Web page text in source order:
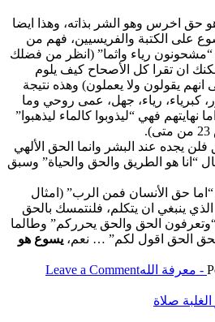
حق اخرس وهو الشر بذاته، وهذا ايضا
على الكتبة والفريسيين، فهم من
“مشحونون رياء واثما” (انظر من فضلك
متى اص 23 ع 28 – يمكنك ان تقرا كل الأصحاح كيف يلوم
انهم يقولون ولا يعملون) وهذه نتيجة
رياء، جهل، عمى روحي وما
فهي “ليذوبوا كالماء ليذهبوا”
يجده عند البشر وانما الحق الألهي
“انا هو الطريق والحق والحياة” وسبق
حق الأنسان فمن الرب” (امثال
الذي ينبغي ان يتكلم، فلنتمسك بالحق
الحق والحق يحرركم” وطالما
الحق اقول لكم” … نعم، يسوع هو
Leave a Comment
on
الغلبة صلاة